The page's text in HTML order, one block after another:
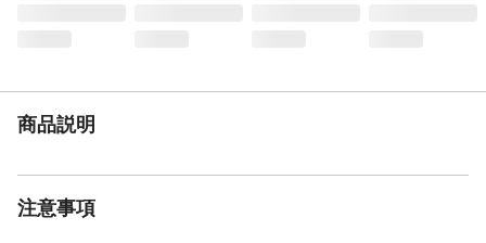
生産国
商品説明
注意事項